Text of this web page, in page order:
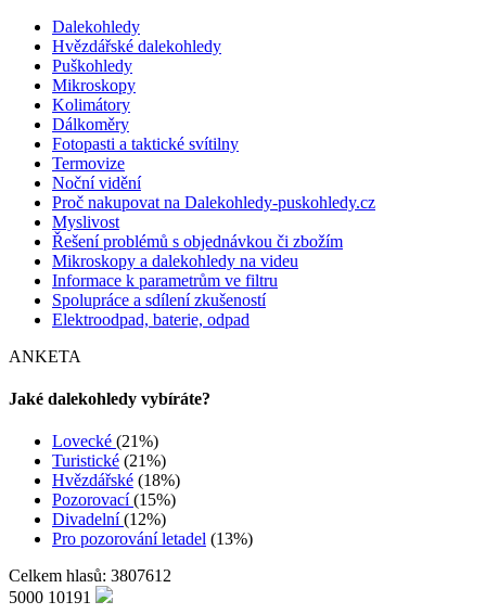
Dalekohledy
Hvězdářské dalekohledy
Puškohledy
Mikroskopy
Kolimátory
Dálkoměry
Fotopasti a taktické svítilny
Termovize
Noční vidění
Proč nakupovat na Dalekohledy-puskohledy.cz
Myslivost
Řešení problémů s objednávkou či zbožím
Mikroskopy a dalekohledy na videu
Informace k parametrům ve filtru
Spolupráce a sdílení zkušeností
Elektroodpad, baterie, odpad
ANKETA
Jaké dalekohledy vybíráte?
Lovecké (21%)
Turistické (21%)
Hvězdářské (18%)
Pozorovací(15%)
Divadelní(12%)
Pro pozorování letadel (13%)
Celkem hlasů: 3807612
5000 10191